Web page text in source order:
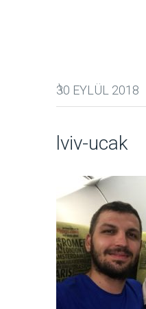
30 EYLÜL 2018
lviv-ucak